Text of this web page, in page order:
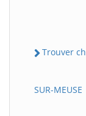
Trouver
SUR-MEUSE